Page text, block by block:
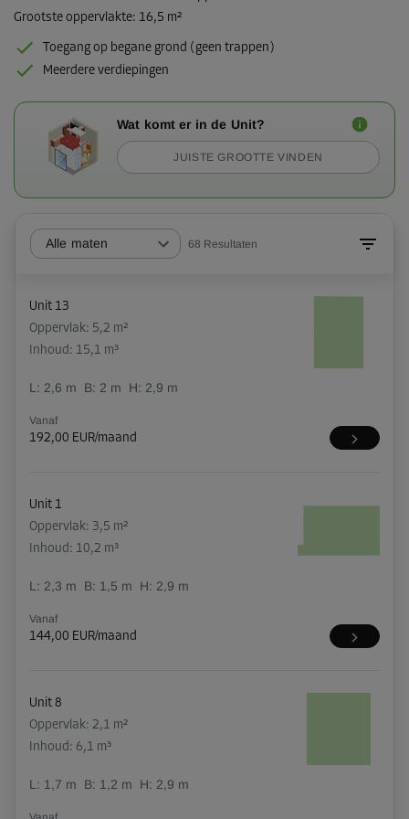
Grootste oppervlakte: 16,5 m²
Toegang op begane grond (geen trappen)
Meerdere verdiepingen
Wat komt er in de Unit?
JUISTE GROOTTE VINDEN
Alle maten 68 Resultaten
Unit 13
Oppervlak: 5,2 m²
Inhoud: 15,1 m³
L: 2,6 m B: 2 m H: 2,9 m
Vanaf
192,00 EUR/maand
Unit 1
Oppervlak: 3,5 m²
Inhoud: 10,2 m³
L: 2,3 m B: 1,5 m H: 2,9 m
Vanaf
144,00 EUR/maand
Unit 8
Oppervlak: 2,1 m²
Inhoud: 6,1 m³
L: 1,7 m B: 1,2 m H: 2,9 m